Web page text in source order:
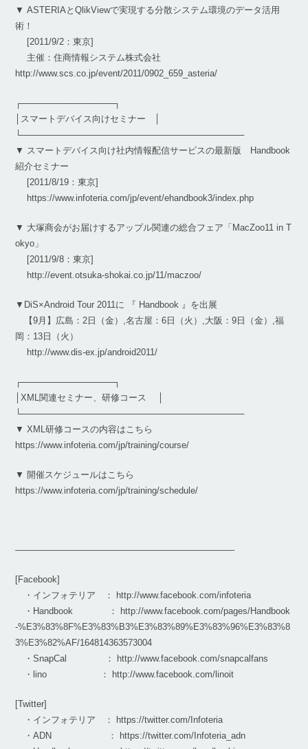
▼ ASTERIAとQlikViewで実現する分散システム環境のデータ活用
術！
[2011/9/2：東京]
主催：住商情報システム株式会社
http://www.scs.co.jp/event/2011/0902_659_asteria/
┌───────────────┐
│スマートデバイス向けセミナー │
└────────────────────────────────────
▼ スマートデバイス向け社内情報配信サービスの最新版 Handbook
紹介セミナー
[2011/8/19：東京]
https://www.infoteria.com/jp/event/ehandbook3/index.php
▼ 大塚商会がお届けするアップル関連の総合フェア「MacZoo11 in T
okyo」
[2011/9/8：東京]
http://event.otsuka-shokai.co.jp/11/maczoo/
▼DiS×Android Tour 2011に 『 Handbook 』を出展
【9月】広島：2日（金）,名古屋：6日（火）,大阪：9日（金）,福
岡：13日（火）
http://www.dis-ex.jp/android2011/
┌───────────────┐
│XML関連セミナー、研修コース │
└────────────────────────────────────
▼ XML研修コースの内容はこちら
https://www.infoteria.com/jp/training/course/
▼ 開催スケジュールはこちら
https://www.infoteria.com/jp/training/schedule/
————————————————————————–
[Facebook]
・インフォテリア ： http://www.facebook.com/infoteria
・Handbook ： http://www.facebook.com/pages/Handbook
-%E3%83%8F%E3%83%B3%E3%83%89%E3%83%96%E3%83%8
3%E3%82%AF/164814363573004
・SnapCal ： http://www.facebook.com/snapcalfans
・lino ： http://www.facebook.com/linoit
[Twitter]
・インフォテリア ： https://twitter.com/Infoteria
・ADN ： https://twitter.com/Infoteria_adn